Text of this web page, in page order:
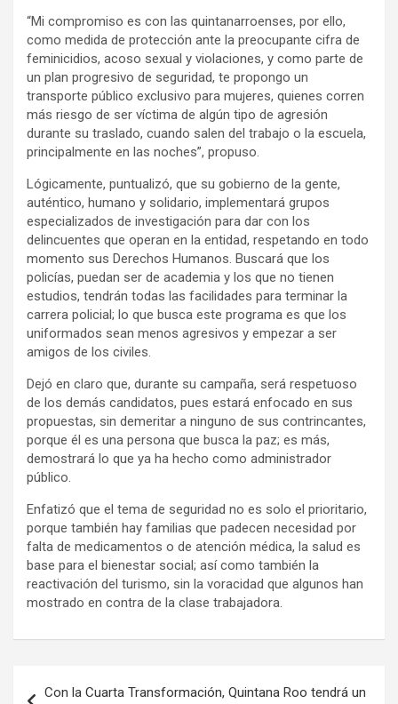
“Mi compromiso es con las quintanarroenses, por ello,
como medida de protección ante la preocupante cifra de
feminicidios, acoso sexual y violaciones, y como parte de
un plan progresivo de seguridad, te propongo un
transporte público exclusivo para mujeres, quienes corren
más riesgo de ser víctima de algún tipo de agresión
durante su traslado, cuando salen del trabajo o la escuela,
principalmente en las noches”, propuso.
Lógicamente, puntualizó, que su gobierno de la gente,
auténtico, humano y solidario, implementará grupos
especializados de investigación para dar con los
delincuentes que operan en la entidad, respetando en todo
momento sus Derechos Humanos. Buscará que los
policías, puedan ser de academia y los que no tienen
estudios, tendrán todas las facilidades para terminar la
carrera policial; lo que busca este programa es que los
uniformados sean menos agresivos y empezar a ser
amigos de los civiles.
Dejó en claro que, durante su campaña, será respetuoso
de los demás candidatos, pues estará enfocado en sus
propuestas, sin demeritar a ninguno de sus contrincantes,
porque él es una persona que busca la paz; es más,
demostrará lo que ya ha hecho como administrador
público.
Enfatizó que el tema de seguridad no es solo el prioritario,
porque también hay familias que padecen necesidad por
falta de medicamentos o de atención médica, la salud es
base para el bienestar social; así como también la
reactivación del turismo, sin la voracidad que algunos han
mostrado en contra de la clase trabajadora.
Con la Cuarta Transformación, Quintana Roo tendrá un